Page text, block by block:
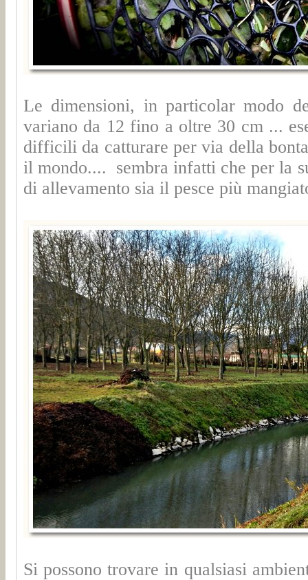
Le dimensioni, in particolar modo
variano da 12 fino a oltre 30 cm ...
difficili da catturare per via della
il mondo.... sembra infatti che per la
di allevamento sia il pesce più
Si possono trovare in qualsiasi